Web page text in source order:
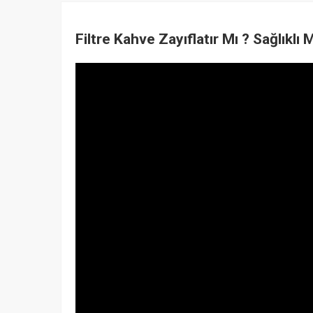
Filtre Kahve Zayıflatır Mı ? Sağlıklı